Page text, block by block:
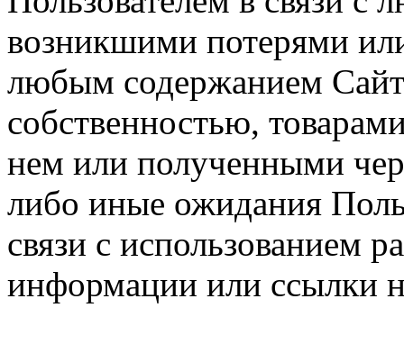
возникшими потерями
любым содержанием
собственностью,
нем или полученными
либо иные ожидания
связи с использованием
информации или ссылки